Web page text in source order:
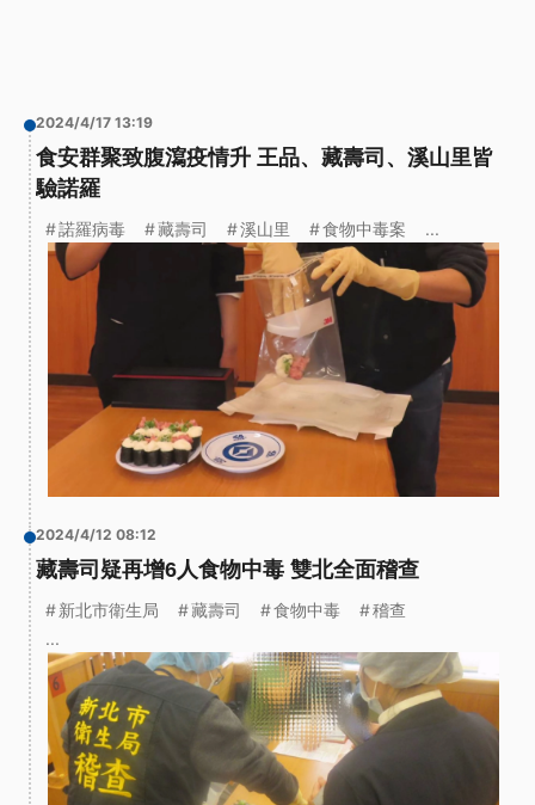
2024/4/17 13:19
食安群聚致腹瀉疫情升 王品、藏壽司、溪山里皆
驗諾羅
諾羅病毒 藏壽司 溪山里 食物中毒案 ...
2024/4/12 08:12
藏壽司疑再增6人食物中毒 雙北全面稽查
新北市衛生局 藏壽司 食物中毒
稽查
...